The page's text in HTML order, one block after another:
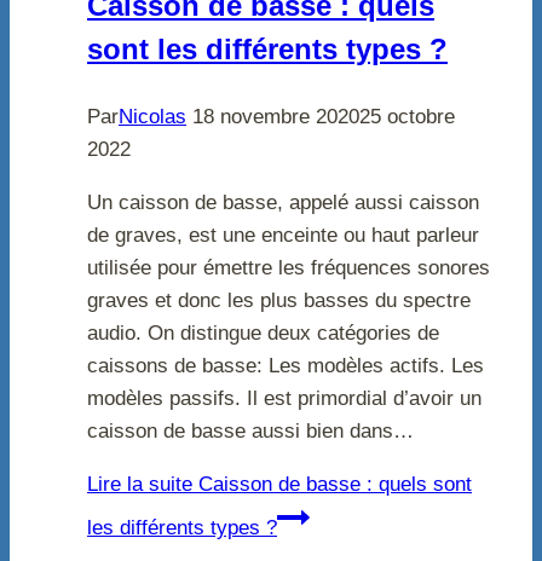
sont les différents types ?
ParNicolas 18 novembre 202025 octobre
2022
Un caisson de basse, appelé aussi caisson
de graves, est une enceinte ou haut parleur
utilisée pour émettre les fréquences sonores
graves et donc les plus basses du spectre
audio. On distingue deux catégories de
caissons de basse: Les modèles actifs. Les
modèles passifs. Il est primordial d’avoir un
caisson de basse aussi bien dans…
Lire la suite Caisson de basse : quels sont
les différents types ?